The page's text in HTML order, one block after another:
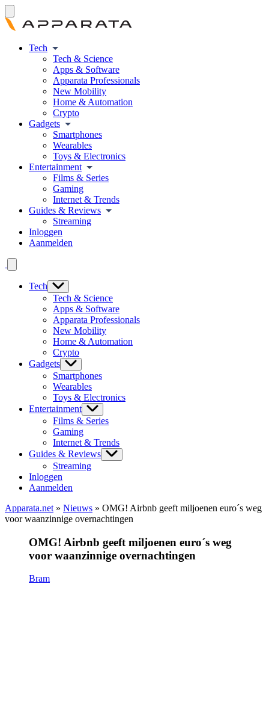
Tech
Tech & Science
Apps & Software
Apparata Professionals
New Mobility
Home & Automation
Crypto
Gadgets
Smartphones
Wearables
Toys & Electronics
Entertainment
Films & Series
Gaming
Internet & Trends
Guides & Reviews
Streaming
Inloggen
Aanmelden
Tech
Tech & Science
Apps & Software
Apparata Professionals
New Mobility
Home & Automation
Crypto
Gadgets
Smartphones
Wearables
Toys & Electronics
Entertainment
Films & Series
Gaming
Internet & Trends
Guides & Reviews
Streaming
Inloggen
Aanmelden
Apparata.net » Nieuws » OMG! Airbnb geeft miljoenen euro´s weg
voor waanzinnige overnachtingen
OMG! Airbnb geeft miljoenen euro´s weg
voor waanzinnige overnachtingen
Bram